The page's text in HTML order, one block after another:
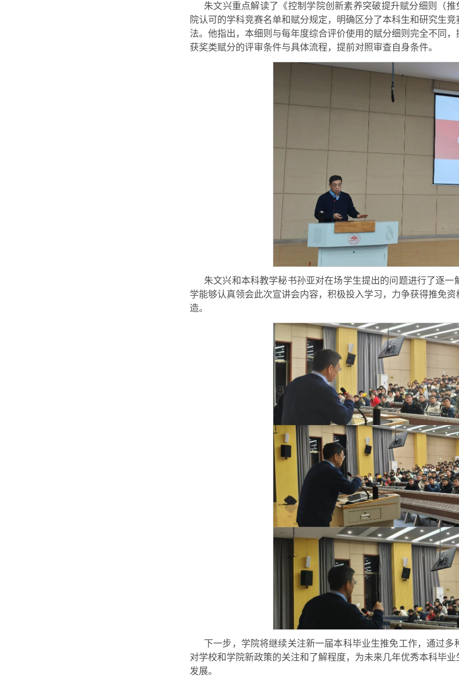
朱文兴重点解读了《控制学院创新素养突破提升赋分细则（
院认可的学科竞赛名单和赋分规定，明确区分了本科生和研究生
法。他指出，本细则与每年度综合评价使用的赋分细则完全不同
获奖类赋分的评审条件与具体流程，提前对照审查自身条件。
朱文兴和本科教学秘书孙亚对在场学生提出的问题进行了逐
学能够认真领会此次宣讲会内容，积极投入学习，力争获得推免
造。
下一步，学院将继续关注新一届本科毕业生推免工作，通过
对学校和学院新政策的关注和了解程度，为未来几年优秀本科毕
发展。